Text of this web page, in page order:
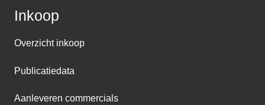
Inkoop
Overzicht inkoop
Publicatiedata
Aanleveren commercials